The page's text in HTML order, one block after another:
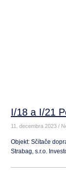
I/18 a I/21
11. decembra 2023
Objekt: Sčítače
Strabag, s.r.o.